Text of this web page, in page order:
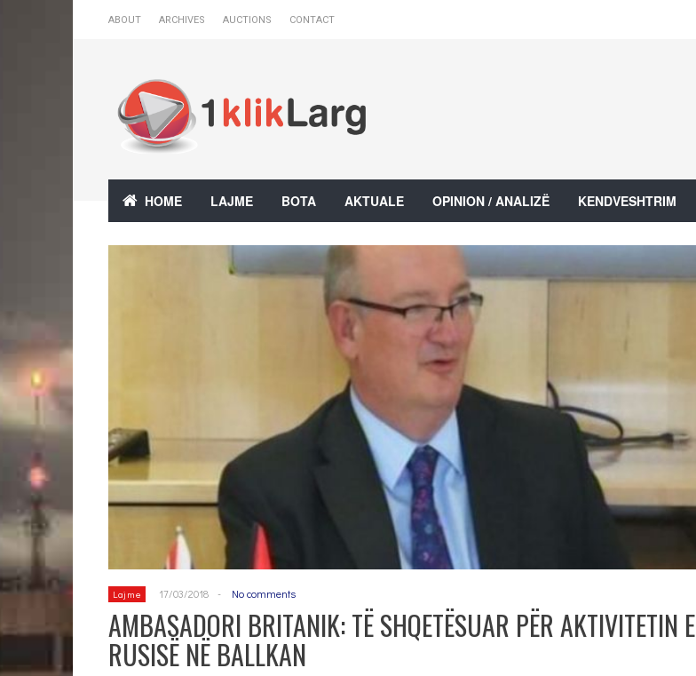
ABOUT ARCHIVES AUCTIONS CONTACT
HOME LAJME BOTA AKTUALE OPINION / ANALIZË KENDVESHTRIM
Lajme 17/03/2018 - No comments
AMBASADORI BRITANIK: TË SHQETËSUAR PËR AKTIVITETIN E
RUSISË NË BALLKAN